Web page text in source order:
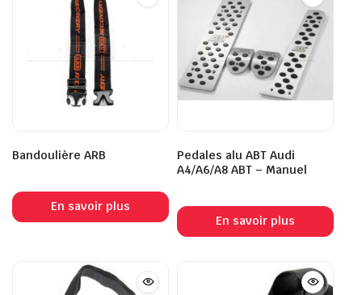
Bandoulière ARB
En savoir plus
Pedales alu ABT Audi
A4/A6/A8 ABT – Manuel
En savoir plus